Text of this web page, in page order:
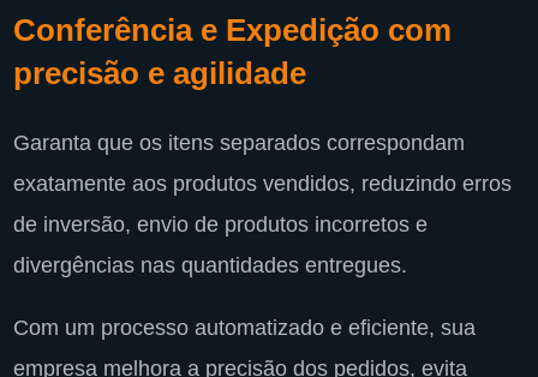
Conferência e Expedição com
precisão e agilidade
Garanta que os itens separados correspondam
exatamente aos produtos vendidos, reduzindo erros
de inversão, envio de produtos incorretos e
divergências nas quantidades entregues.
Com um processo automatizado e eficiente, sua
empresa melhora a precisão dos pedidos, evita